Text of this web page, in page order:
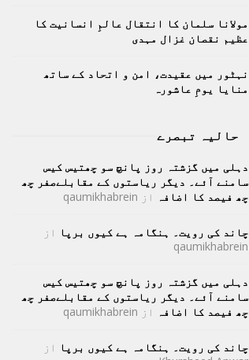
مولانا سلمان کا انتقال عالمِ انسانیت کا
عظیم نقصان غزال مہدی
نہٹور میں عقیدت، امن و اتحاد کے ساتھ
منایا یومِ عاشورہ
حالیہ تبصرے
دہلی میں گزشتہ روز پانچ سو چھتیس کیس
سامنے آئے۔ دیگر ریاستوں کے مقابلےصفر چھ
چھ فیصد کا اضافہ از qaumikhabrein
چاند کی رویت۔ ہنگامہ ہے کیوں برپا از
qaumikhabrein
دہلی میں گزشتہ روز پانچ سو چھتیس کیس
سامنے آئے۔ دیگر ریاستوں کے مقابلےصفر چھ
چھ فیصد کا اضافہ از qaumikhabrein
چاند کی رویت۔ ہنگامہ ہے کیوں برپا از